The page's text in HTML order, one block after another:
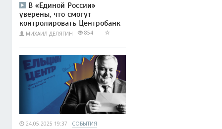
В «Единой России»
уверены, что смогут
контролировать Центробанк
МИХАИЛ ДЕЛЯГИН 854
24.05.2025 19:37 СОБЫТИЯ